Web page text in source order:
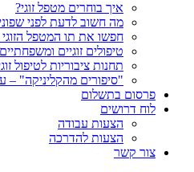
איך בוחרים מטפל זוגי?
מה חשוב לדעת לפני
חפשו את תו המטפל
טיפולים זוגיים
תחנות ציבוריות לטיפול
"סיפורים מהקליניקה" –
פרסום בתשלום
לוח דרושים
הצעות עבודה
הצעות להדרכה
צור קשר